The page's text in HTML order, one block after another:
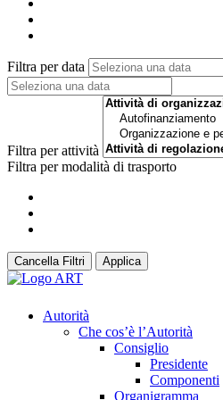
Filtra per data
Filtra per attività
Filtra per modalità di trasporto
Cancella Filtri Applica
Autorità
Che cos’è l’Autorità
Consiglio
Presidente
Componenti
Organigramma